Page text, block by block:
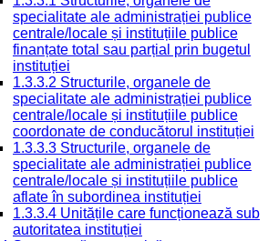
specialitate ale administrației publice
centrale/locale și instituțiile publice
finanțate total sau parțial prin bugetul
instituției
1.3.3.2 Structurile, organele de
specialitate ale administrației publice
centrale/locale și instituțiile publice
coordonate de conducătorul instituției
1.3.3.3 Structurile, organele de
specialitate ale administrației publice
centrale/locale și instituțiile publice
aflate în subordinea instituției
1.3.3.4 Unitățile care funcționează sub
autoritatea instituției